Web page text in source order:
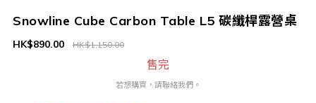
Snowline Cube Carbon Table L5 碳纖桿露營桌
HK$1,150.00
HK$890.00
售完
若想購買，請聯絡我們。